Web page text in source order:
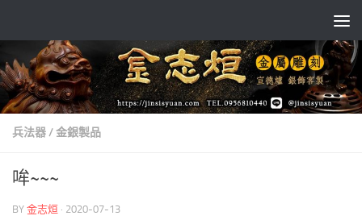
兵法器/金銀製品
哞~~~
BY 金志烜 · 2020-07-13